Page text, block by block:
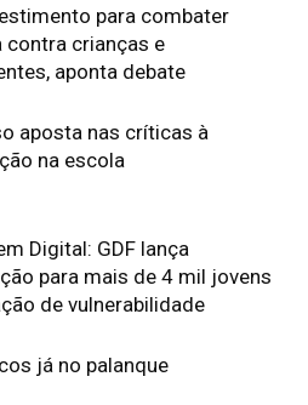
para combater
contra crianças e
aponta debate
aposta nas críticas à
na escola
Digital: GDF lança
para mais de 4 mil jovens
de vulnerabilidade
já no palanque